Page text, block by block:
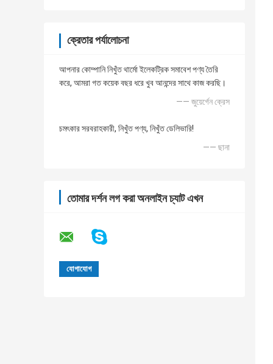
ক্রেতার পর্যালোচনা
আপনার কোম্পানি নিখুঁত থার্মো ইলেকট্রিক সমাবেশ পণ্য তৈরি
করে, আমরা গত কয়েক বছর ধরে খুব আনন্দের সাথে কাজ করছি।
—— জুয়ের্গেন ক্রেস
চমৎকার সরবরাহকারী, নিখুঁত পণ্য, নিখুঁত ডেলিভারি!
—— ছানা
তোমার দর্শন লগ করা অনলাইন চ্যাট এখন